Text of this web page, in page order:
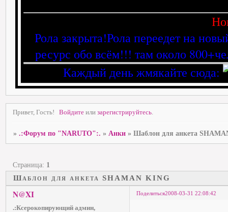
Рола закрыта!Рола переедет на
ресурс обо всём!!! там около
Каждый день жмякайте сюда:
Привет, Гость! Войдите илизарегистрируйтесь.
».:Форум по "NARUTO":. » Анки »Шаблон для анкета
Шаблон для анкета SHAMAN KING
Страница: 1
Поделиться2008-03-31 22:08:42
N@XI
.:Ксерокопирующий админ,